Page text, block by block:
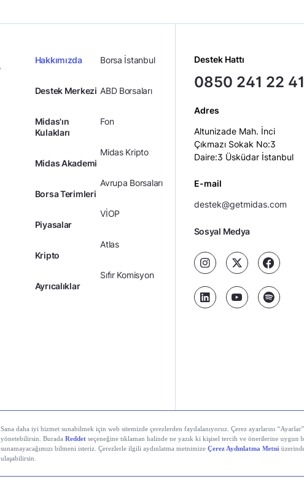
Hakkımızda
Destek Merkezi
Midas'ın
Kulakları
Midas Akademi
Borsa Terimleri
Piyasalar
Kripto
Ayrıcalıklar
Borsa İstanbul
ABD Borsaları
Fon
Midas Kripto
Avrupa Borsaları
VİOP
Atlas
Sıfır Komisyon
Destek Hattı
0850 241 22 41
Adres
Altunizade Mah. İnci
Çıkmazı Sokak No:3
Daire:3 Üsküdar İstanbul
E-mail
destek@getmidas.com
Sosyal Medya
© 2026 Midas Finansal Teknolojiler A.Ş. Tüm hakları saklıdır.
Kişisel